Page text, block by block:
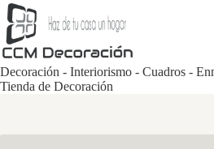
Saltar
al
contenido
Decoración - Interiorismo - Cuadros -
Tienda de Decoración